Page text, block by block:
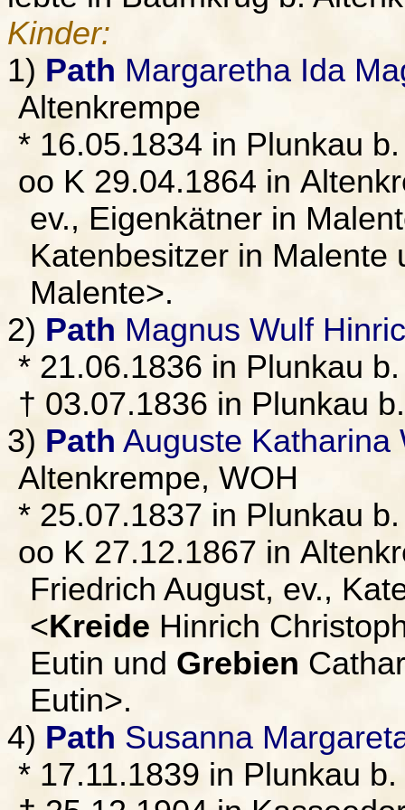
Kinder:
1) Path Margaretha Ida
Altenkrempe
* 16.05.1834 in Plunkau
oo K 29.04.1864 in
ev., Eigenkätner in
Katenbesitzer in Malente
Malente>.
2) Path Magnus Wulf
* 21.06.1836 in Plunkau
† 03.07.1836 in Plunkau
3) Path Auguste Katharina
Altenkrempe, WOH
* 25.07.1837 in Plunkau
oo K 27.12.1867 in
Friedrich August, ev.,
<Kreide Hinrich
Eutin und Grebien
Eutin>.
4) Path Susanna
* 17.11.1839 in Plunkau